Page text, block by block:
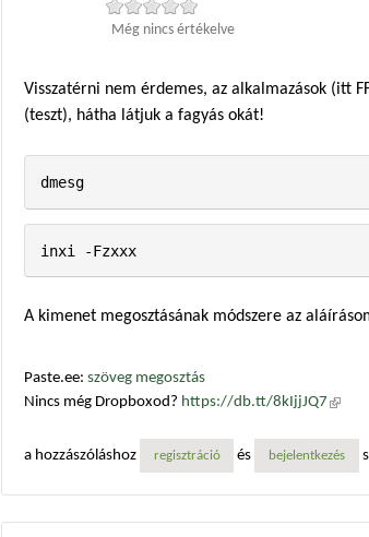
Még nincs értékelve
Visszatérni nem érdemes, az alkalmazások (itt
(teszt), hátha látjuk a fagyás okát!
dmesg
inxi -Fzxxx
A kimenet megosztásának módszere az
Paste.ee: szöveg megosztás
Nincs még Dropboxod? https://db.tt/8kIjjJQ7 (külső
a hozzászóláshoz regisztráció és bejelentkezés